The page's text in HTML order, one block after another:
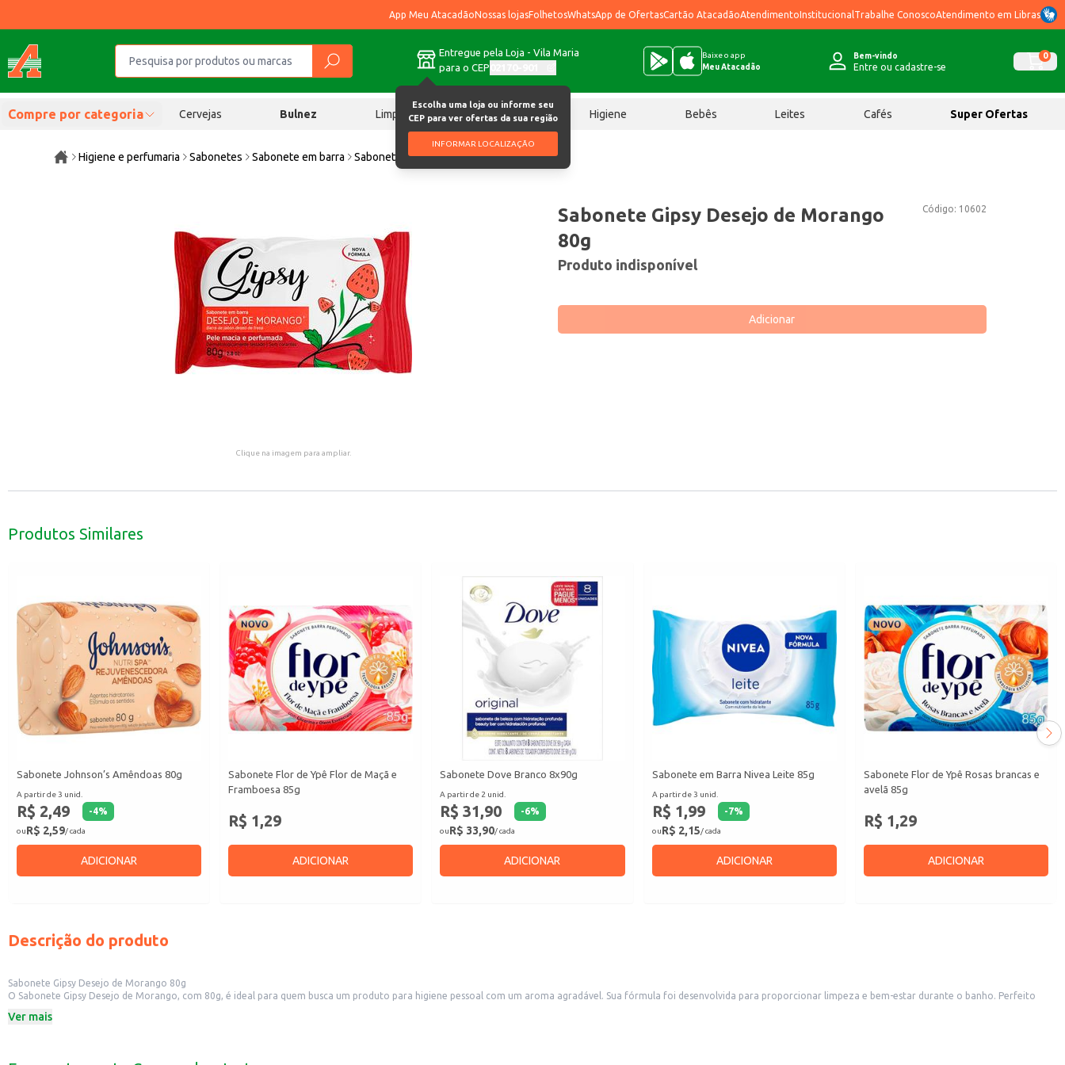
App Meu AtacadãoNossas lojasFolhetosWhatsApp de OfertasCartão AtacadãoAtendimentoInstitucional Trabalhe ConoscoAtendimento em Libras
Entregue pela Loja - Vila Maria
para o CEP
Escolha uma loja ou informe seu
CEP para ver ofertas da sua região
INFORMAR LOCALIZAÇÃO
Baixe o app
Meu Atacadão
Bem-vindo
Entre ou cadastre-se
0
Compre por categoria Cervejas Bulnez Limpeza Chocolates Higiene Bebês Leites Cafés Super Ofertas
Higiene e perfumaria Sabonetes Sabonete em barra Sabonete Gipsy Desejo de Morango 80g
Clique na imagem para ampliar.
Código: 10602
Sabonete Gipsy Desejo de Morango
80g
Produto indisponível
Adicionar
Produtos Similares
Sabonete Johnson’s Amêndoas 80g
A partir de 3 unid.
R$ 2,49 -4%
ouR$ 2,59/ cada
ADICIONAR
Sabonete Flor de Ypê Flor de Maçã e
Framboesa 85g
R$ 1,29
ADICIONAR
Sabonete Dove Branco 8x90g
A partir de 2 unid.
R$ 31,90 -6%
ouR$ 33,90/ cada
ADICIONAR
Sabonete em Barra Nivea Leite 85g
A partir de 3 unid.
R$ 1,99 -7%
ouR$ 2,15/ cada
ADICIONAR
Sabonete Flor de Ypê Rosas brancas e
avelã 85g
R$ 1,29
ADICIONAR
Descrição do produto
Sabonete Gipsy Desejo de Morango 80g
O Sabonete Gipsy Desejo de Morango, com 80g, é ideal para quem busca um produto para higiene pessoal com um aroma agradável. Sua fórmula foi desenvolvida para proporcionar limpeza e bem-estar durante o banho. Perfeito
Dicas de Uso:
Ver mais